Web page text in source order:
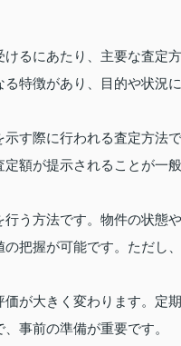
るにあたり、主要な査定方
特徴があり、目的や状況に
す際に行われる査定方法で
額が提示されることが一般
う方法です。物件の状態や
把握が可能です。ただし、
が大きく変わります。定期
事前の準備が重要です。